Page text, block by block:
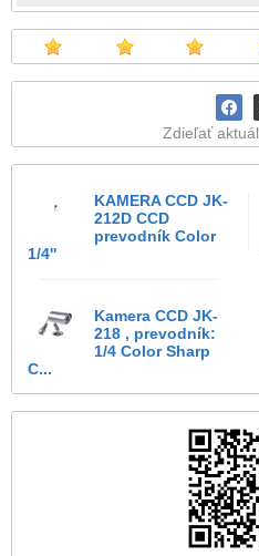
Zdieľať
KAMERA CCD JK-
212D CCD
prevodník Color
1/4''
Kamera CCD JK-
218 , prevodník:
1/4 Color Sharp
C...